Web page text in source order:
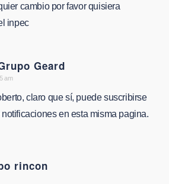
cambio por favor quisiera
inpec
Geard
am
claro que sí, puede suscribirse
en esta misma pagina.
rincon